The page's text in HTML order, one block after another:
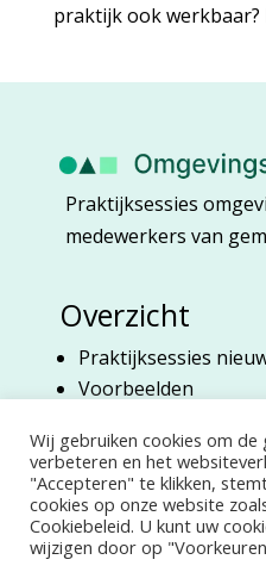
praktijk ook werkbaar?
Praktijksessies
medewerkers van
Overzicht
Praktijksessies
Voorbeelden
Bedrijf
Contact
Wij gebruiken cookies om
verbeteren en het
"Accepteren" te klikken,
cookies op onze website
Cookiebeleid. U kunt uw
wijzigen door op